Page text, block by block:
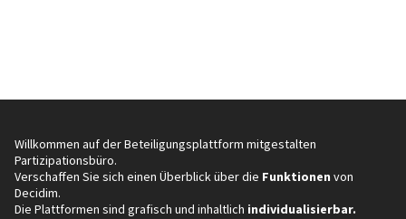
Willkommen auf der Beteiligungsplattform mitgestalten
Partizipationsbüro.
Verschaffen Sie sich einen Überblick über die Funktionen von
Decidim.
Die Plattformen sind grafisch und inhaltlich individualisierbar.